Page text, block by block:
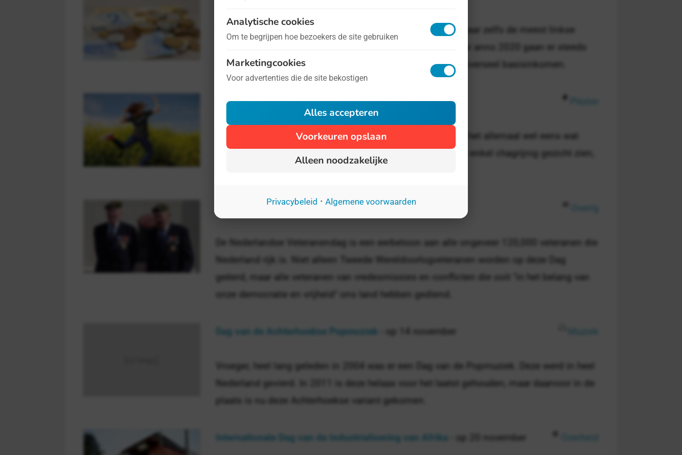
Vroeger leek dit nog een welhaast communistisch taboe waar zelfs de meest linkse
politieke partij zijn vingers niet aan durfde te branden, maar anno 2020 gaan er steeds
meer serieuze stemmen om te experimenteren met een universeel basisinkomen.
Internationale Dag van het Geluk- op 20 maart
Op 28 juni 2012 hebben de Verenigde Naties besloten dat het allemaal wel eens wat
vrolijker mag. Op 20 maart elk jaar willen we dan ook geen enkel chagrijnig gezicht zien,
Veteranendag- op 27 juni
De Nederlandse Veteranendag is een eerbetoon aan alle ongeveer 120,000 veteranen die
Nederland rijk is. Niet alleen Tweede Wereldoorlogveteranen worden op deze Dag
geëerd, maar alle veteranen van vredesmissies en conflicten die ooit "in het belang van
onze democratie en vrijheid" ons land hebben gediend.
Dag van de Achterhoekse Popmuziek - op 14 november
Vroeger, heel lang geleden in 2004 was er een Dag van de Popmuziek. Deze werd in heel
Nederland gevierd. In 2011 is deze helaas voor het laatst gehouden, maar daarvoor in de
plaats is nu deze Achterhoekse variant gekomen.
Internationale Dag van de Industrialisering van Afrika - op 20 november
Analytische cookies
Om te begrijpen hoe bezoekers de site gebruiken
Marketingcookies
Voor advertenties die de site bekostigen
Alles accepteren
Voorkeuren opslaan
Alleen noodzakelijke
Privacybeleid · Algemene voorwaarden